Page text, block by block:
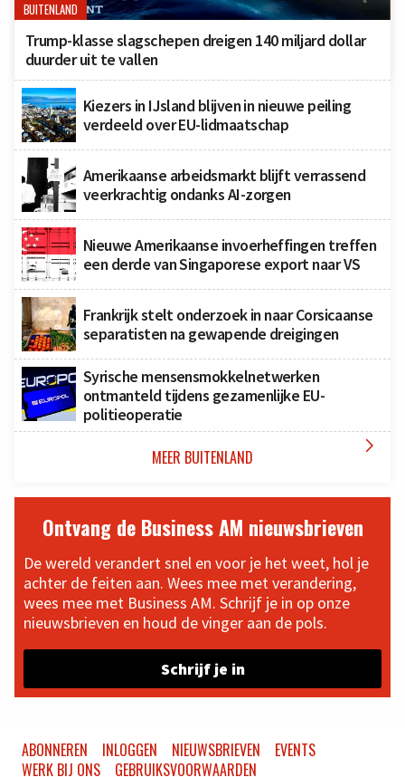
BUITENLAND
Trump-klasse slagschepen dreigen 140 miljard dollar
duurder uit te vallen
Kiezers in IJsland blijven in nieuwe peiling
verdeeld over EU-lidmaatschap
Amerikaanse arbeidsmarkt blijft verrassend
veerkrachtig ondanks AI-zorgen
Nieuwe Amerikaanse invoerheffingen treffen
een derde van Singaporese export naar VS
Frankrijk stelt onderzoek in naar Corsicaanse
separatisten na gewapende dreigingen
Syrische mensensmokkelnetwerken
ontmanteld tijdens gezamenlijke EU-
politieoperatie
MEER BUITENLAND 
Ontvang de Business AM nieuwsbrieven
De wereld verandert snel en voor je het weet, hol je
achter de feiten aan. Wees mee met verandering,
wees mee met Business AM. Schrijf je in op onze
nieuwsbrieven en houd de vinger aan de pols.
Schrijf je in
ABONNEREN INLOGGEN NIEUWSBRIEVEN
EVENTS
WERK BIJ ONS
GEBRUIKSVOORWAARDEN